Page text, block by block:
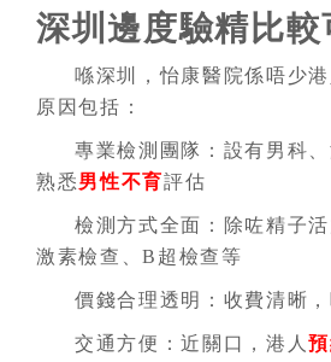
深圳邊度驗精比較
喺深圳，怡康醫院係唔少
原因包括：
專業檢測團隊：設有男科、
熟悉男性不育評估
檢測方式全面：除咗精子
激素檢查、B超檢查等
價錢合理透明：收費清晰
交通方便：近關口，港人